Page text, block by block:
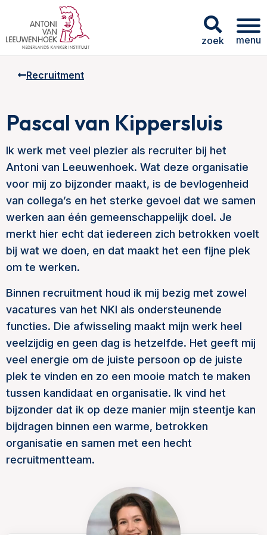
zoek menu
Recruitment
Pascal van Kippersluis
Ik werk met veel plezier als recruiter bij het
Antoni van Leeuwenhoek. Wat deze organisatie
voor mij zo bijzonder maakt, is de bevlogenheid
van collega’s en het sterke gevoel dat we samen
werken aan één gemeenschappelijk doel. Je
merkt hier echt dat iedereen zich betrokken voelt
bij wat we doen, en dat maakt het een fijne plek
om te werken.
Binnen recruitment houd ik mij bezig met zowel
vacatures van het NKI als ondersteunende
functies. Die afwisseling maakt mijn werk heel
veelzijdig en geen dag is hetzelfde. Het geeft mij
veel energie om de juiste persoon op de juiste
plek te vinden en zo een mooie match te maken
tussen kandidaat en organisatie. Ik vind het
bijzonder dat ik op deze manier mijn steentje kan
bijdragen binnen een warme, betrokken
organisatie en samen met een hecht
recruitmentteam.